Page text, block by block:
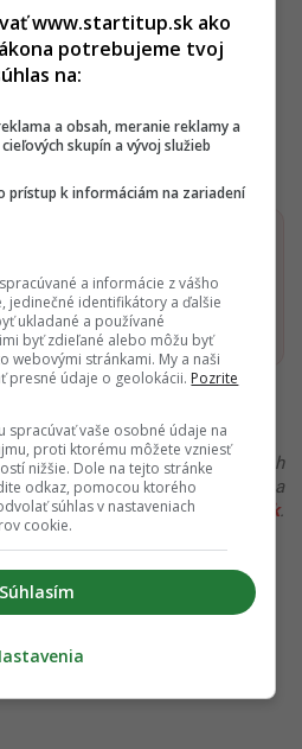
Google odporúčaní
preferovaný zdroj
Startitup, odkaz sa otvorí v
V prípade, že máš postreh
v článku chybu, napíš nám na
redakcia@startitup.sk.
www.startitup.sk ako
potrebujeme tvoj
na:
a obsah, meranie reklamy a
skupín a vývoj služieb
prístup k informáciám na zariadení
a informácie z vášho
jedinečné identifikátory a ďalšie
ukladané a používané
byť zdieľané alebo môžu byť
webovými stránkami. My a naši
presné údaje o geolokácii. Pozrite
spracúvať vaše osobné údaje na
proti ktorému môžete vzniesť
nižšie. Dole na tejto stránke
odkaz, pomocou ktorého
súhlas v nastaveniach
cookie.
Súhlasím